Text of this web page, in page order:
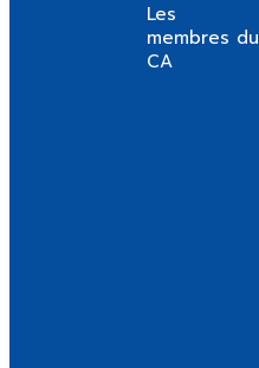
Les
membres du
CA